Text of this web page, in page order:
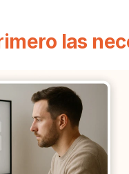
las